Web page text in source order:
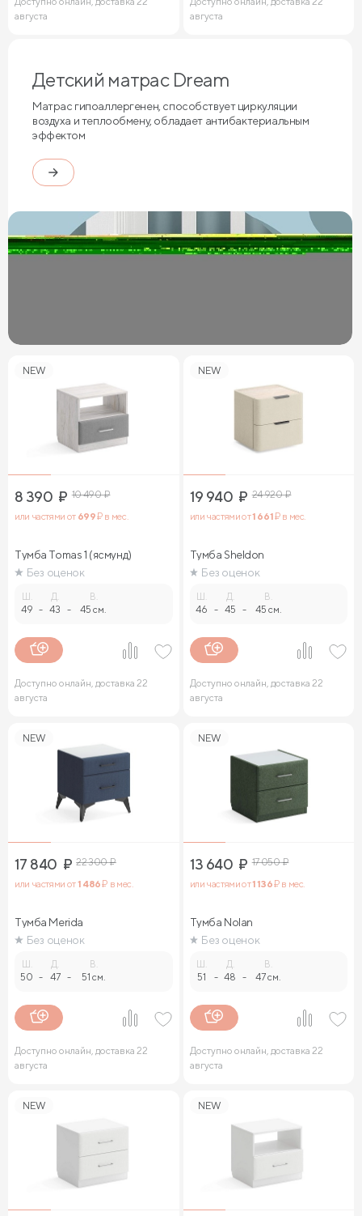
августа
августа
Детский матрас Dream
Матрас гипоаллергенен, способствует циркуляции
воздуха и теплообмену, обладает антибактериальным
эффектом
NEW
8 390 ₽ 10 490₽
или частями от 699₽ в мес.
Тумба Tomas 1 (ясмунд)
Без оценок
49 -
Д.
43 -
В.
45 см.
Доступно онлайн, доставка 22
августа
NEW
19 940 ₽ 24 920₽
или частями от1 661₽ в мес.
Тумба Sheldon
Без оценок
46 -
Д.
45 -
В.
45 см.
Доступно онлайн, доставка 22
августа
NEW
17 840 ₽ 22 300₽
или частями от1 486₽ в мес.
Тумба Merida
Без оценок
50 -
Д.
47 -
В.
51 см.
Доступно онлайн, доставка 22
августа
NEW
13 640 ₽ 17 050₽
или частями от1 136₽ в мес.
Тумба Nolan
Без оценок
51 -
Д.
48 -
В.
47 см.
Доступно онлайн, доставка 22
августа
NEW NEW